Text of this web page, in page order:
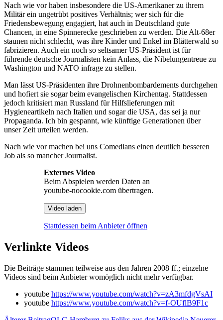
Nach wie vor haben insbesondere die US-Amerikaner zu ihrem
Militär ein ungetrübt positives Verhältnis; wer sich für die
Friedensbewegung engagiert, hat auch in Deutschland gute
Chancen, in eine Spinnerecke geschrieben zu werden. Die Alt-68er
staunen nicht schlecht, was ihre Kinder und Enkel im Blätterwald so
fabrizieren. Auch ein noch so seltsamer US-Präsident ist für
führende deutsche Journalisten kein Anlass, die Nibelungentreue zu
Washington und NATO infrage zu stellen.
Man lässt US-Präsidenten ihre Drohnenbombardements durchgehen
und hofiert sie sogar beim evangelischen Kirchentag. Stattdessen
jedoch kritisiert man Russland für Hilfslieferungen mit
Hygieneartikeln nach Italien und sogar die USA, das sei ja nur
Propaganda. Ich bin gespannt, wie künftige Generationen über
unser Zeit urteilen werden.
Nach wie vor machen bei uns Comedians einen deutlich besseren
Job als so mancher Journalist.
Externes Video
Beim Abspielen werden Daten an
youtube-nocookie.com übertragen.
Video laden
Stattdessen beim Anbieter öffnen
Verlinkte Videos
Die Beiträge stammen teilweise aus den Jahren 2008 ff.; einzelne
Videos sind beim Anbieter womöglich nicht mehr verfügbar.
youtube https://www.youtube.com/watch?v=zA3mfdgVsAI
youtube https://www.youtube.com/watch?v=f-OUflB9F1c